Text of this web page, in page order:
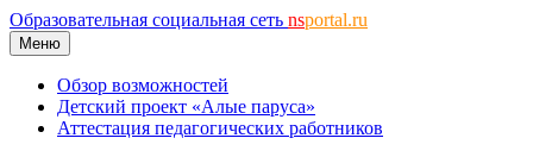
Образовательная социальная сеть nsportal.ru
Меню
Обзор возможностей
Детский проект «Алые паруса»
Аттестация педагогических работников